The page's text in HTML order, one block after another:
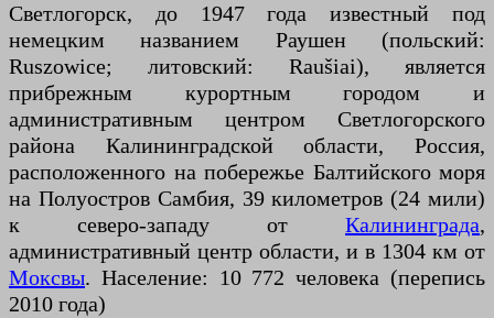
Светлогорск, до 1947 года известный под
немецким названием Раушен (польский:
Ruszowice; литовский: Raušiai), является
прибрежным курортным городом и
административным центром Светлогорского
района Калининградской области, Россия,
расположенного на побережье Балтийского моря
на Полуостров Самбия, 39 километров (24 мили)
к северо-западу от Калининграда,
административный центр области, и в 1304 км от
Моксвы. Население: 10 772 человека (перепись
2010 года)